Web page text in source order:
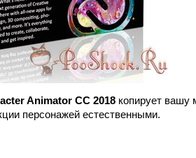
Animator CC 2018 копирует вашу
персонажей естественными.